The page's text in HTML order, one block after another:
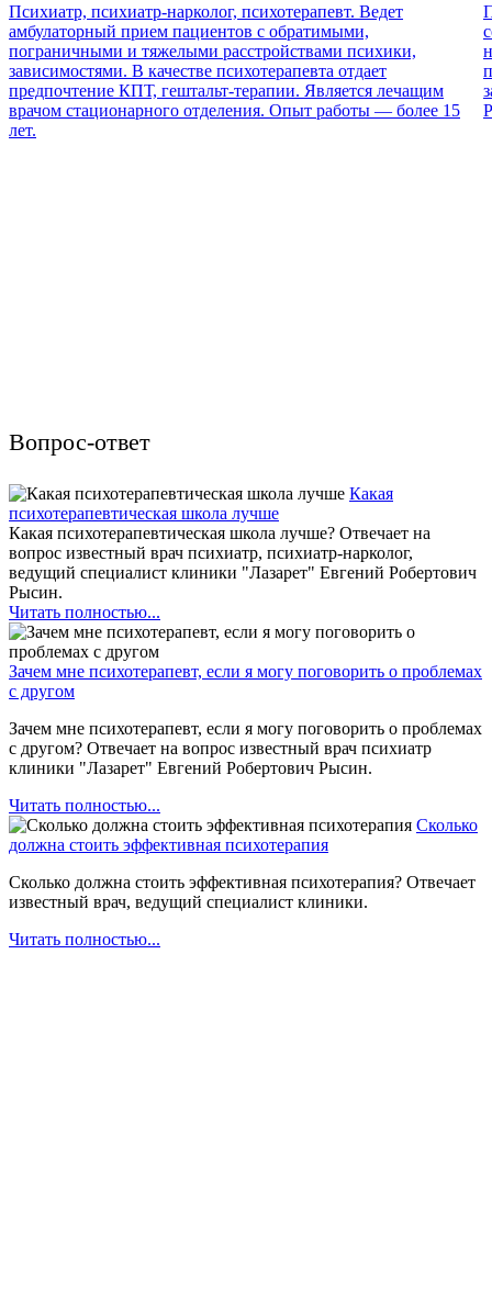
Психиатр, психиатр-нарколог, психотерапевт. Ведет
амбулаторный прием пациентов с обратимыми,
пограничными и тяжелыми расстройствами психики,
зависимостями. В качестве психотерапевта отдает
предпочтение КПТ, гештальт-терапии. Является лечащим
врачом стационарного отделения. Опыт работы — более 15
лет.
Вопрос-ответ
Какая
психотерапевтическая школа лучше
Какая психотерапевтическая школа лучше? Отвечает на
вопрос известный врач психиатр, психиатр-нарколог,
ведущий специалист клиники "Лазарет" Евгений Робертович
Рысин.
Читать полностью...
Зачем мне психотерапевт, если я могу поговорить о проблемах
с другом
Зачем мне психотерапевт, если я могу поговорить о проблемах
с другом? Отвечает на вопрос известный врач психиатр
клиники "Лазарет" Евгений Робертович Рысин.
Читать полностью...
Сколько
должна стоить эффективная психотерапия
Сколько должна стоить эффективная психотерапия? Отвечает
известный врач, ведущий специалист клиники.
Читать полностью...